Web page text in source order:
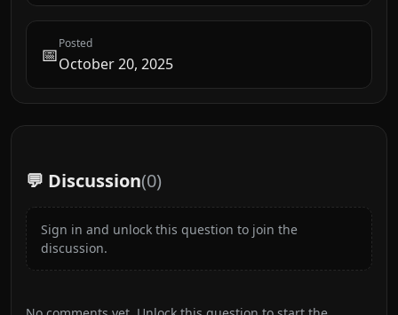
📅Posted
October 20, 2025
💬 Discussion(0)
Sign in and unlock this question to join the
discussion.